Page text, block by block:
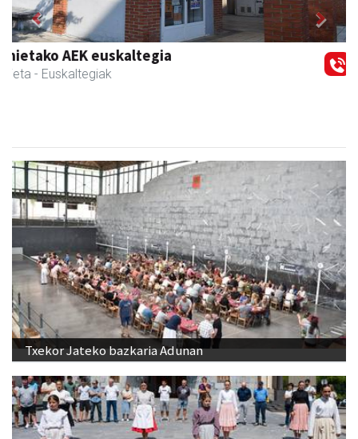
Barn trasteleku eta biltegi txikien alokairua
Urnieta - Trastelekuak
Previous Next
Txekor Jateko bazkaria Adunan